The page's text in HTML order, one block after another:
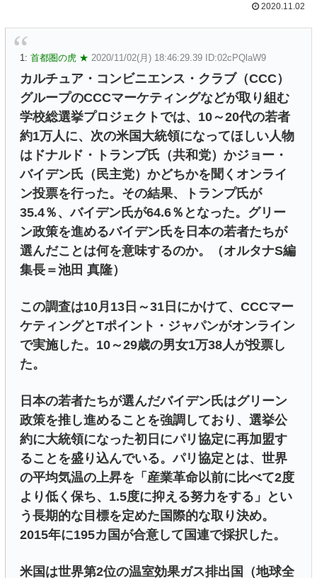
2020.11.02
1: 首都圏の虎 ★ 2020/11/02(月) 18:46:29.39 ID:02cPQlaW9
カルチュア・コンビニエンス・クラブ（CCC）
グループのCCCマーケティングなどが取り組む
学校総選挙プロジェクトでは、10～20代の若者
約1万人に、次の米国大統領になってほしい人物
はドナルド・トランプ氏（共和党）かジョー・
バイデン氏（民主党）かどちかを聞くオンライ
ン投票を行った。その結果、トランプ氏が
35.4％、バイデン氏が64.6％となった。グリー
ン政策を進めるバイデン氏を日本の若者たちが
選んだことは何を意味するのか。（オルタナS編
集長＝池田 真隆）
この調査は10月13日～31日にかけて、CCCマー
ケティングとTポイント・ジャパンがオンライン
で実施した。10～29歳の男女1万38人が投票し
た。
日本の若者たちが選んだバイデン氏はグリーン
政策を推し進めることを強調しており、選挙公
約に大統領になった初日にパリ協定に再加盟す
ることを盛り込んでいる。パリ協定とは、世界
の平均気温の上昇を「産業革命以前に比べて2度
より低く保ち、1.5度に抑える努力をする」とい
う長期的な目標を定めた国際的な取り決め。
2015年に195カ国が合意して国連で採択した。
米国は世界第2位の温室効果ガス排出国（地球全